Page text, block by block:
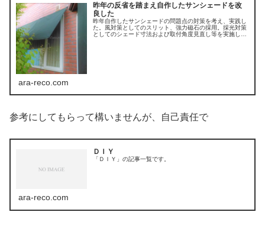
昨年の反省を踏まえ自作したサンシェードを改
良した
昨年自作したサンシェードの問題点の対策を考え、実践し
た。風対策としてのスリット、強力磁石の採用。採光対策
としてのシェード寸法および取付角度見直し等を実施し
ara-reco.com
参考にしてもらって構いませんが、自己責任で
ＤＩＹ
「ＤＩＹ」の記事一覧です。
ara-reco.com